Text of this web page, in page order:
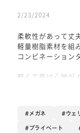
2/23/2024
柔軟性があって丈
軽量樹脂素材を組
コンビネーション
軽くて掛け心地が
サイズ感がコンパ
サラッと掛けた
メガネ ウェ
プライベート